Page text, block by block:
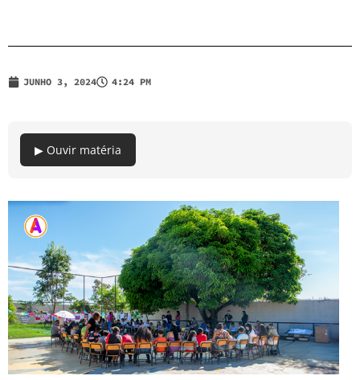
JUNHO 3, 2024 4:24 PM
▶ Ouvir matéria